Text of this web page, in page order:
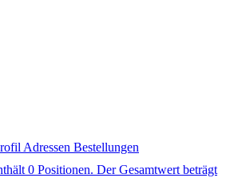
Adressen Bestellungen
0 Positionen. Der Gesamtwert beträgt